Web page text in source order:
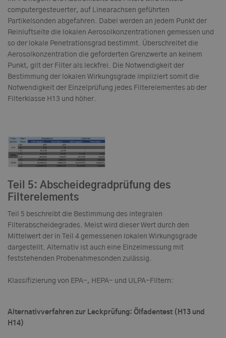
computergesteuerter, auf Linearachsen geführten
Partikelsonden abgefahren. Dabei werden an jedem Punkt der
Reinluftseite die lokalen Aerosolkonzentrationen gemessen und
so der lokale Penetrationsgrad bestimmt. Überschreitet die
Aerosolkonzentration die geforderten Grenzwerte an keinem
Punkt, gilt der Filter als leckfrei. Die Notwendigkeit der
Bestimmung der lokalen Wirkungsgrade impliziert somit die
Notwendigkeit der Einzelprüfung jedes Filterelementes ab der
Filterklasse H13 und höher.
Teil 5: Abscheidegradprüfung des
Filterelements
Teil 5 beschreibt die Bestimmung des integralen
Filterabscheidegrades. Meist wird dieser Wert durch den
Mittelwert der in Teil 4 gemessenen lokalen Wirkungsgrade
dargestellt. Alternativ ist auch eine Einzelmessung mit
feststehenden Probenahmesonden zulässig.
Klassifizierung von EPA-, HEPA- und ULPA-Filtern:
Alternativverfahren zur Leckprüfung: Ölfadentest (H13 und
H14)